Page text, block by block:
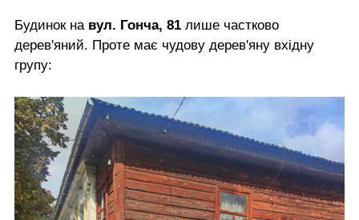
Будинок на вул. Гонча, 81 лише частково
дерев'яний. Проте має чудову дерев'яну вхідну
групу: